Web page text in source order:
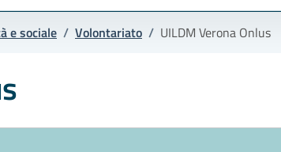
e sociale / Volontariato / UILDM Verona Onlus